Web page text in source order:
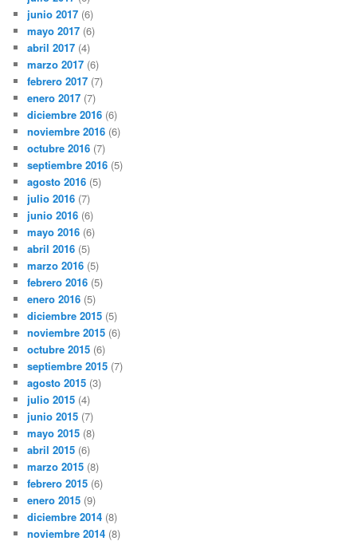
junio 2017 (6)
mayo 2017 (6)
abril 2017 (4)
marzo 2017 (6)
febrero 2017 (7)
enero 2017 (7)
diciembre 2016 (6)
noviembre 2016 (6)
octubre 2016 (7)
septiembre 2016 (5)
agosto 2016 (5)
julio 2016 (7)
junio 2016 (6)
mayo 2016 (6)
abril 2016 (5)
marzo 2016 (5)
febrero 2016 (5)
enero 2016 (5)
diciembre 2015 (5)
noviembre 2015 (6)
octubre 2015 (6)
septiembre 2015 (7)
agosto 2015 (3)
julio 2015 (4)
junio 2015 (7)
mayo 2015 (8)
abril 2015 (6)
marzo 2015 (8)
febrero 2015 (6)
enero 2015 (9)
diciembre 2014 (8)
noviembre 2014 (8)